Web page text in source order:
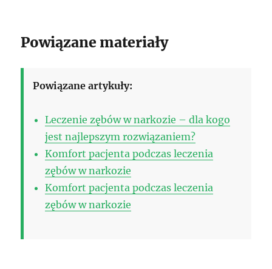
Powiązane materiały
Powiązane artykuły:
Leczenie zębów w narkozie – dla kogo
jest najlepszym rozwiązaniem?
Komfort pacjenta podczas leczenia
zębów w narkozie
Komfort pacjenta podczas leczenia
zębów w narkozie